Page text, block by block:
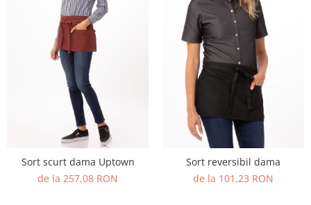
Sort scurt dama Uptown
de la 257,08 RON
Sort reversibil dama
de la 101,23 RON